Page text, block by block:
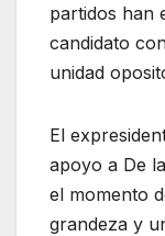
partidos han
candidato
unidad
El
apoyo a De
el momento
grandeza y